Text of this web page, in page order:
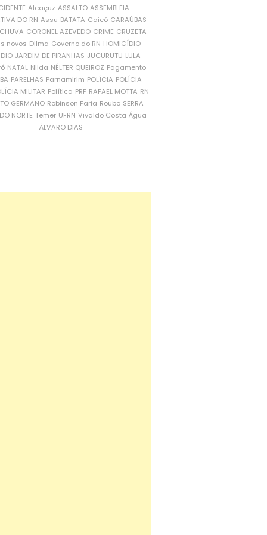
Alcaçuz ASSALTO ASSEMBLEIA
DO RN Assu BATATA Caicó CARAÚBAS
CORONEL AZEVEDO CRIME CRUZETA
novos Dilma Governo do RN HOMICÍDIO
JARDIM DE PIRANHAS JUCURUTU LULA
NATAL Nilda NÉLTER QUEIROZ Pagamento
PARELHAS Parnamirim POLÍCIA POLÍCIA
MILITAR Política PRF RAFAEL MOTTA RN
GERMANO Robinson Faria Roubo SERRA
NORTE Temer UFRN Vivaldo Costa Água
ÁLVARO DIAS